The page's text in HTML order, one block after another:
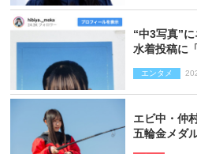
“中3写真”
水着投稿に
エンタメ
エビ中・仲
五輪金メダ